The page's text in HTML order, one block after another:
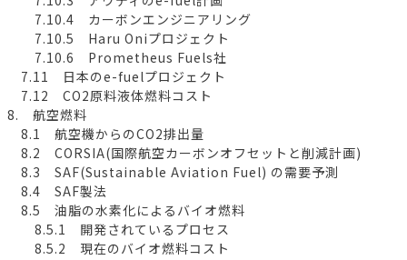
7.10.4 カーボンエンジニアリング
7.10.5 Haru Oniプロジェクト
7.10.6 Prometheus Fuels社
7.11 日本のe-fuelプロジェクト
7.12 CO2原料液体燃料コスト
8. 航空燃料
8.1 航空機からのCO2排出量
8.2 CORSIA(国際航空カーボンオフセットと削減計画)
8.3 SAF(Sustainable Aviation Fuel) の需要予測
8.4 SAF製法
8.5 油脂の水素化によるバイオ燃料
8.5.1 開発されているプロセス
8.5.2 現在のバイオ燃料コスト